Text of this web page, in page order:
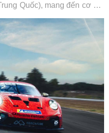
Quốc), mang đến cơ hội
Đức.